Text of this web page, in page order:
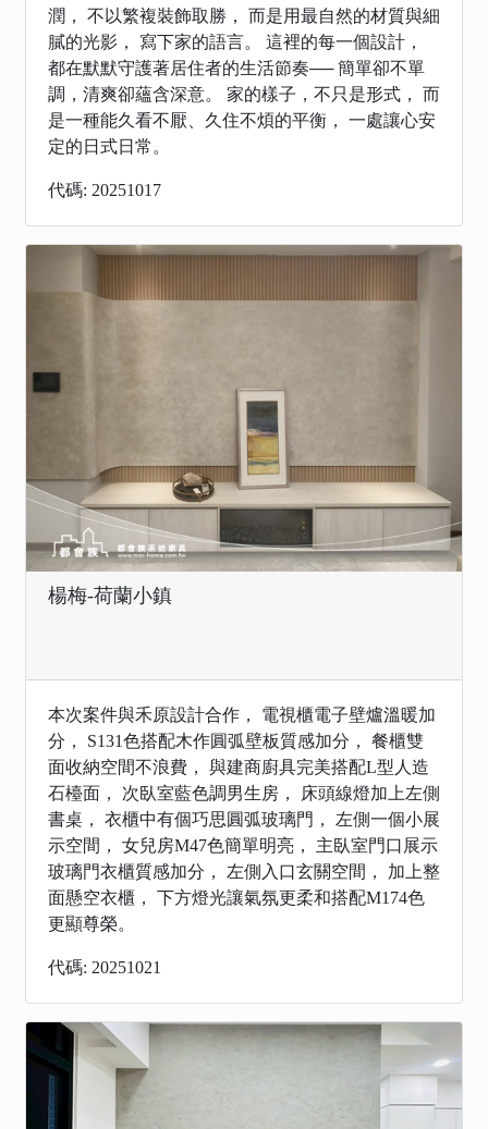
潤， 不以繁複裝飾取勝， 而是用最自然的材質與細
膩的光影， 寫下家的語言。 這裡的每一個設計，
都在默默守護著居住者的生活節奏── 簡單卻不單
調，清爽卻蘊含深意。 家的樣子，不只是形式， 而
是一種能久看不厭、久住不煩的平衡， 一處讓心安
定的日式日常。
代碼: 20251017
楊梅-荷蘭小鎮
本次案件與禾原設計合作， 電視櫃電子壁爐溫暖加
分， S131色搭配木作圓弧壁板質感加分， 餐櫃雙
面收納空間不浪費， 與建商廚具完美搭配L型人造
石檯面， 次臥室藍色調男生房， 床頭線燈加上左側
書桌， 衣櫃中有個巧思圓弧玻璃門， 左側一個小展
示空間， 女兒房M47色簡單明亮， 主臥室門口展示
玻璃門衣櫃質感加分， 左側入口玄關空間， 加上整
面懸空衣櫃， 下方燈光讓氣氛更柔和搭配M174色
更顯尊榮。
代碼: 20251021